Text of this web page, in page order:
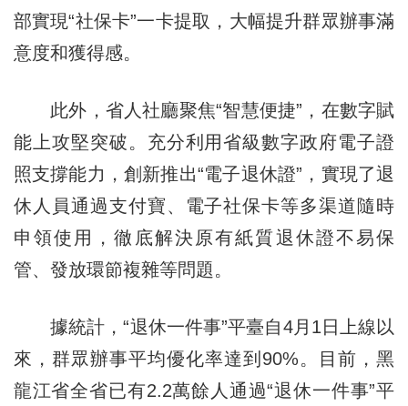
部實現“社保卡”一卡提取，大幅提升群眾辦事滿
意度和獲得感。
此外，省人社廳聚焦“智慧便捷”，在數字賦
能上攻堅突破。充分利用省級數字政府電子證
照支撐能力，創新推出“電子退休證”，實現了退
休人員通過支付寶、電子社保卡等多渠道隨時
申領使用，徹底解決原有紙質退休證不易保
管、發放環節複雜等問題。
據統計，“退休一件事”平臺自4月1日上線以
來，群眾辦事平均優化率達到90%。目前，黑
龍江省全省已有2.2萬餘人通過“退休一件事”平